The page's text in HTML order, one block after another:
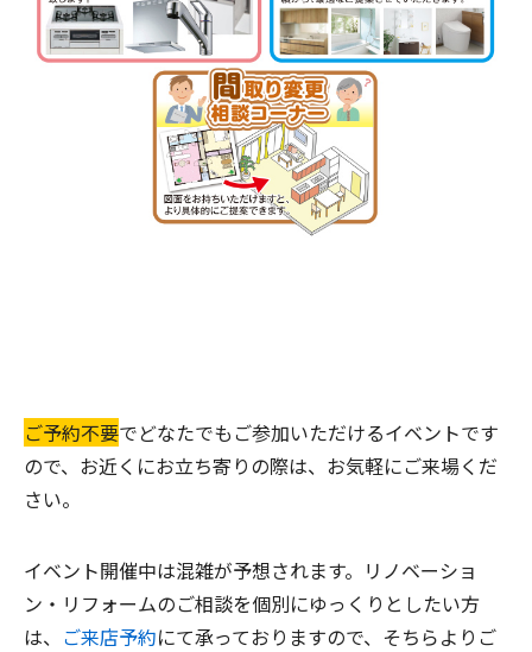
ご予約不要でどなたでもご参加いただけるイベントです
ので、お近くにお立ち寄りの際は、お気軽にご来場くだ
さい。
イベント開催中は混雑が予想されます。リノベーショ
ン・リフォームのご相談を個別にゆっくりとしたい方
は、 ご来店予約にて承っておりますので、そちらよりご